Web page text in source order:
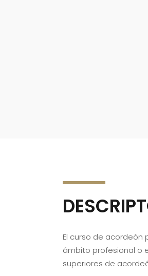
El curso de
ámbito profesional o
superiores de